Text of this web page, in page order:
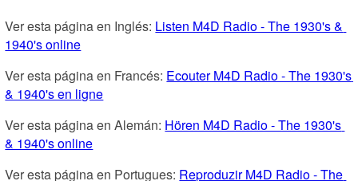
Ver esta página en Inglés: Listen M4D Radio - The 1930's &
1940's online
Ver esta página en Francés: Ecouter M4D Radio - The 1930's
& 1940's en ligne
Ver esta página en Alemán: Hören M4D Radio - The 1930's
& 1940's online
Ver esta página en Portugues: Reproduzir M4D Radio - The